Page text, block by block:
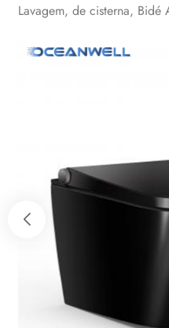
Lavagem, de cisterna, Bidé